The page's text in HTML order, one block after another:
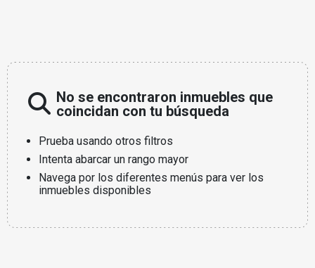
No se encontraron inmuebles que
coincidan con tu búsqueda
Prueba usando otros filtros
Intenta abarcar un rango mayor
Navega por los diferentes menús para ver los
inmuebles disponibles